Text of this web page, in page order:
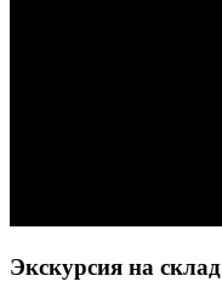
Экскурсия на